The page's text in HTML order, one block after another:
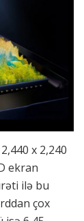
x 2,240
ekran
ilə bu
çox